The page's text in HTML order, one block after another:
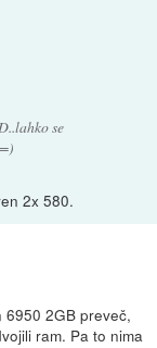
se
2x 580.
6950 2GB preveč,
ram. Pa to nima